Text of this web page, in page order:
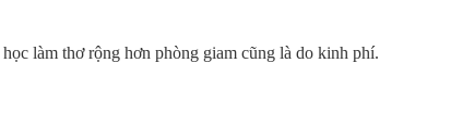
làm thơ rộng hơn phòng giam cũng là do kinh phí.